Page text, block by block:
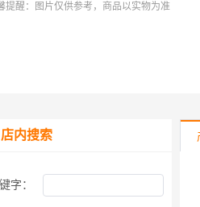
提醒：图片仅供参考，商品以实物为准
店内搜索
字：